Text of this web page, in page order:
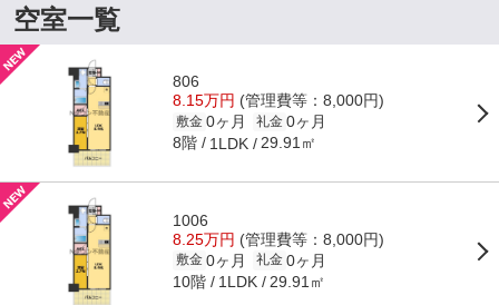
空室一覧
806
8.15万円 (管理費等：8,000円)
敷金 0ヶ月 礼金 0ヶ月
8階 1LDK 29.91㎡
1006
8.25万円 (管理費等：8,000円)
敷金 0ヶ月 礼金 0ヶ月
10階 1LDK 29.91㎡